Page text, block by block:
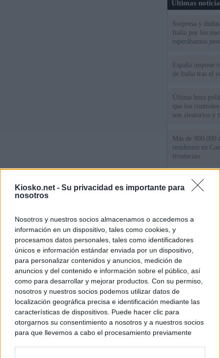
Kiosko.net - Su privacidad es importante para
nosotros
Nosotros y nuestros socios almacenamos o accedemos a
información en un dispositivo, tales como cookies, y
procesamos datos personales, tales como identificadores
únicos e información estándar enviada por un dispositivo,
para personalizar contenidos y anuncios, medición de
anuncios y del contenido e información sobre el público, así
como para desarrollar y mejorar productos. Con su permiso,
nosotros y nuestros socios podemos utilizar datos de
localización geográfica precisa e identificación mediante las
características de dispositivos. Puede hacer clic para
otorgarnos su consentimiento a nosotros y a nuestros socios
para que llevemos a cabo el procesamiento previamente
Últimas
Sorpresa y
Italia por los
esperábamos
España impone
de Italia tras el
Última hora
que los
son aleatorios y
Más de 800.000
residentes en
fronterizo
Qué hay detrás
España por la
personas se
algo"
© Kiosko.net Aviso Legal Privacidad y Cookies